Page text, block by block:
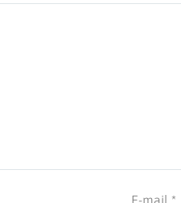
E-mail *